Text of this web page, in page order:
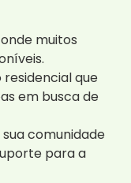
muitos
residencial que
em busca de
comunidade
para a